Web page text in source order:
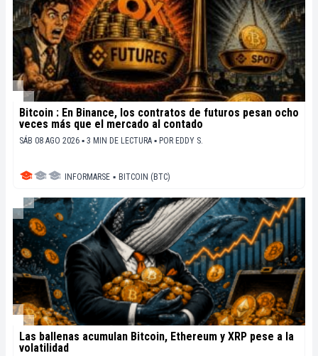
Bitcoin : En Binance, los contratos de futuros pesan ocho
veces más que el mercado al contado
SÁB 08 AGO 2026 ▪ 3 MIN DE LECTURA ▪ POR EDDY S.
INFORMARSE ▪ BITCOIN (BTC)
Las ballenas acumulan Bitcoin, Ethereum y XRP pese a la
volatilidad